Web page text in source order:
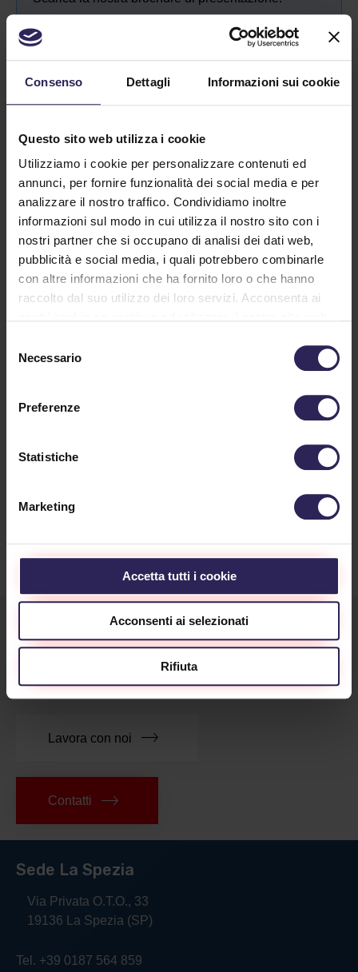
Consenso Dettagli Informazioni sui cookie
Questo sito web utilizza i cookie
Utilizziamo i cookie per personalizzare contenuti ed
annunci, per fornire funzionalità dei social media e per
analizzare il nostro traffico. Condividiamo inoltre
informazioni sul modo in cui utilizza il nostro sito con i
nostri partner che si occupano di analisi dei dati web,
pubblicità e social media, i quali potrebbero combinarle
con altre informazioni che ha fornito loro o che hanno
raccolto dal suo utilizzo dei loro servizi. Acconsenta ai
delNecessario
Preferenze
Statistiche
Marketing
Accetta tutti i cookie
Acconsenti ai selezionati
Rifiuta
Servizio
Clienti
La Spezia
Tel. +39 0187 564859
Massa Carrara | Versilia
Lucca | Pisa
Tel. +39 0585 1886053
Operativa
Tel. +39 0187 564858
Oppure compila il modulo
Lavora con noi
Contatti
Sede La Spezia
Via Privata O.T.O., 33
19136 La Spezia (SP)
Tel. +39 0187 564 859